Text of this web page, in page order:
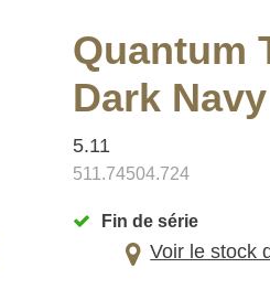
Quantum
Dark Navy
5.11
511.74504.724
Fin de série
Voir le stock